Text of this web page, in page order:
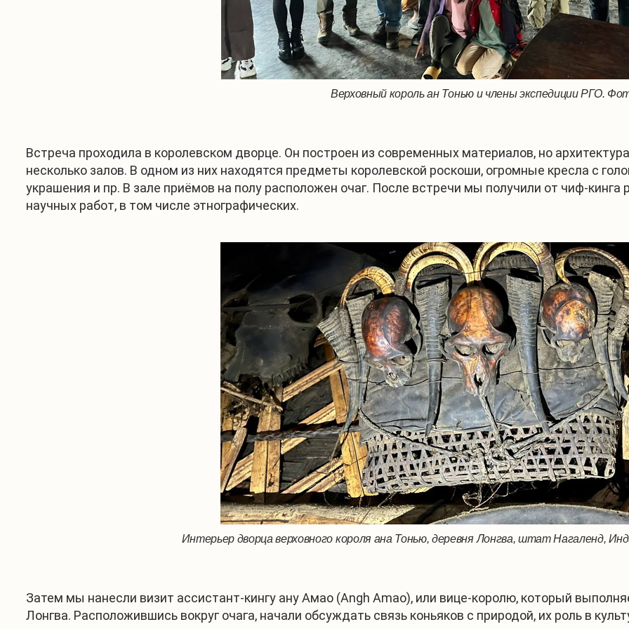
Верховный король ан Тонью и члены экспедиции РГО.
Встреча проходила в королевском дворце. Он построен из современных материалов, но
несколько залов. В одном из них находятся предметы королевской роскоши, огромные кресла с
украшения и пр. В зале приёмов на полу расположен очаг. После встречи мы получили от чиф-
научных работ, в том числе этнографических.
Интерьер дворца верховного короля ана Тонью, деревня Лонгва, штат Нагаленд,
Затем мы нанесли визит ассистант-кингу ану Амао (Angh Amao), или вице-королю, который
Лонгва. Расположившись вокруг очага, начали обсуждать связь коньяков с природой, их роль в